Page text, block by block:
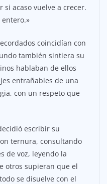
si acaso vuelve a crecer.
coincidían con
también sintiera su
hablaban de ellos
entrañables de una
con un respeto que
escribir su
ternura, consultando
de voz, leyendo la
otros supieran que el
se disuelve con el